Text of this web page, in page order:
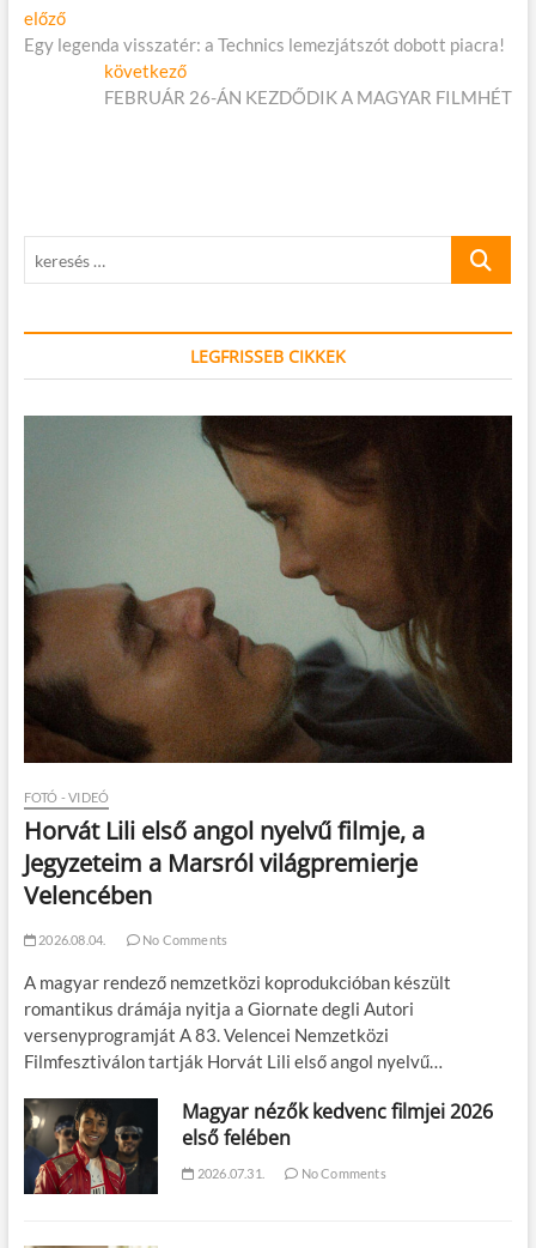
Bejegyzés
navigáció
előzőElőző
cikk:
Egy legenda visszatér: a Technics lemezjátszót dobott piacra!
következőKövetkező
cikk:
FEBRUÁR 26-ÁN KEZDŐDIK A MAGYAR FILMHÉT
keresés
LEGFRISSEB CIKKEK
FOTÓ - VIDEÓ
Horvát Lili első angol nyelvű filmje, a
Jegyzeteim a Marsról világpremierje
Velencében
2026.08.04. No Comments
A magyar rendező nemzetközi koprodukcióban készült
romantikus drámája nyitja a Giornate degli Autori
versenyprogramját A 83. Velencei Nemzetközi
Filmfesztiválon tartják Horvát Lili első angol nyelvű…
Magyar nézők kedvenc filmjei 2026
első felében
2026.07.31. No Comments